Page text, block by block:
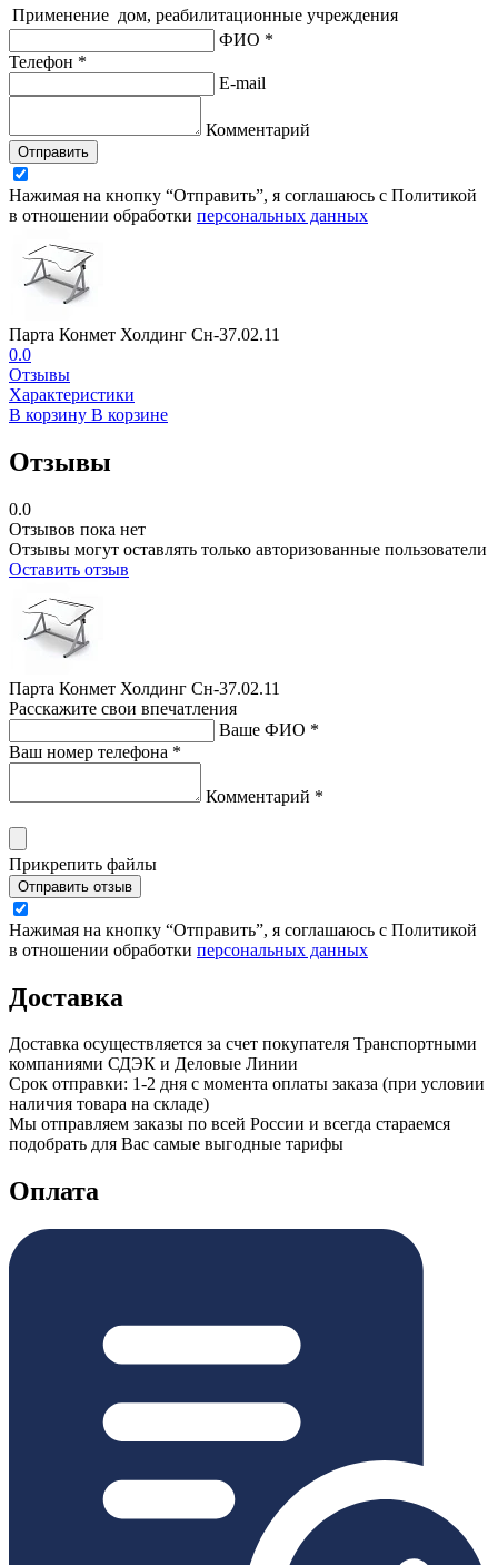
Применение дом, реабилитационные учреждения
ФИО *
Телефон *
E-mail
Комментарий
Отправить
Нажимая на кнопку “Отправить”, я соглашаюсь с Политикой
в отношении обработки персональных данных
Парта Конмет Холдинг Сн-37.02.11
0.0
Отзывы
Характеристики
В корзину В корзине
Отзывы
0.0
Отзывов пока нет
Отзывы могут оставлять только авторизованные пользователи
Оставить отзыв
Парта Конмет Холдинг Сн-37.02.11
Расскажите свои впечатления
Ваше ФИО *
Ваш номер телефона *
Комментарий *
Прикрепить файлы
Отправить отзыв
Нажимая на кнопку “Отправить”, я соглашаюсь с Политикой
в отношении обработки персональных данных
Доставка
Доставка осуществляется за счет покупателя Транспортными
компаниями СДЭК и Деловые Линии
Срок отправки: 1-2 дня с момента оплаты заказа (при условии
наличия товара на складе)
Мы отправляем заказы по всей России и всегда стараемся
подобрать для Вас самые выгодные тарифы
Оплата